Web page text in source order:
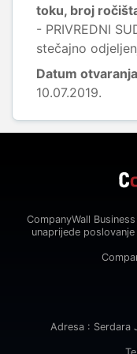
toku, broj
- PRIVREDNI
stečajno
Datum otvaranja
10.07.2019.
CompanyWall
unaprijede
Adresa : Serdara